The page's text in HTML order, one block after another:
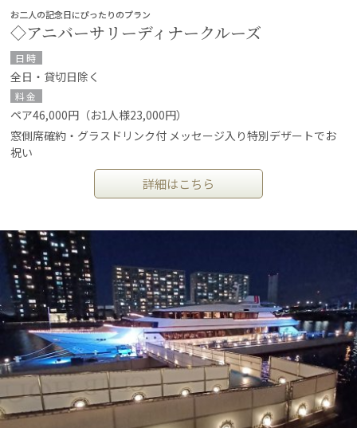
お二人の記念日にぴったりのプラン
◇アニバーサリーディナークルーズ
日時
全日・貸切日除く
料金
ペア46,000円（お1人様23,000円）
窓側席確約・グラスドリンク付 メッセージ入り特別デザートでお
祝い
詳細はこちら